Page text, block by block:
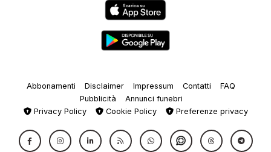
Abbonamenti Disclaimer Impressum Contatti
FAQ
Pubblicità
Annunci funebri
Privacy Policy
Cookie Policy Preferenze privacy